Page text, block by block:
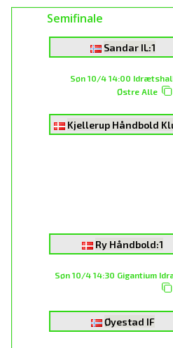
Semifinale
Sandar IL:1
Søn 10/4 14:00
Østre Alle
Kjellerup Håndbold
Ry Håndbold:1
Søn 10/4 14:30 Gigantium
Øyestad IF